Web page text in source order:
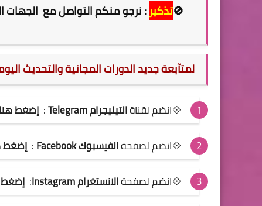
🚫تذكير : نرجو منكم التواصل مع الجهات
لمتآبعة جديد الدورات المجانية والتحديث
💠انضم لقناةالتيليجرام Telegram : إضغط هنا
💠انضم لصفحةالفيسبوك Facebook : إضغط
💠انضم لصفحةالانستغرام Instagram : إضغط